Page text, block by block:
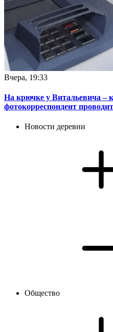
Вчера, 19:33
На крючке у Витальевича –
фотокорреспондент
Новости деревни
Общество